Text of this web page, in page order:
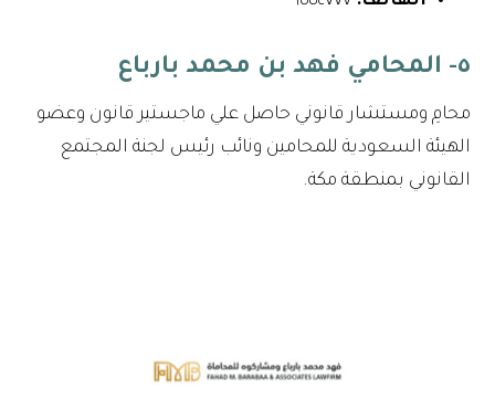
٥- المحامي فهد بن محمد بارباع
محامِ ومستشار قانوني حاصل علي ماجستير قانون وعضو
الهيئة السعودية للمحامين ونائب رئيس لجنة المجتمع
القانوني بمنطقة مكة.